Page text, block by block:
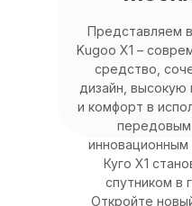
Представляем
Kugoo X1 –
средство,
дизайн, высокую
и комфорт в
передовым
Куго Х1
спутником в
Откройте